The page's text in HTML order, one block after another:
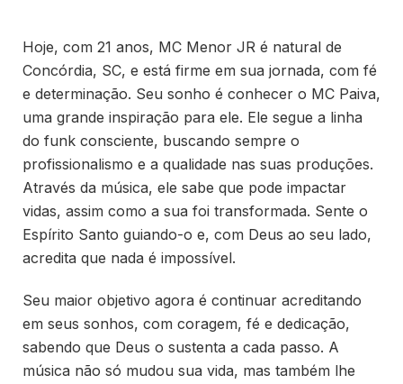
Hoje, com 21 anos, MC Menor JR é natural de
Concórdia, SC, e está firme em sua jornada, com fé
e determinação. Seu sonho é conhecer o MC Paiva,
uma grande inspiração para ele. Ele segue a linha
do funk consciente, buscando sempre o
profissionalismo e a qualidade nas suas produções.
Através da música, ele sabe que pode impactar
vidas, assim como a sua foi transformada. Sente o
Espírito Santo guiando-o e, com Deus ao seu lado,
acredita que nada é impossível.
Seu maior objetivo agora é continuar acreditando
em seus sonhos, com coragem, fé e dedicação,
sabendo que Deus o sustenta a cada passo. A
música não só mudou sua vida, mas também lhe